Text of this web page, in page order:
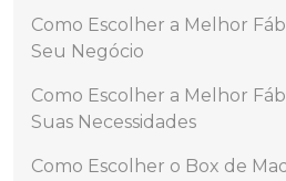
Como Escolher a Melhor
Seu Negócio
Como Escolher a Melhor
Suas Necessidades
Como Escolher o Box de